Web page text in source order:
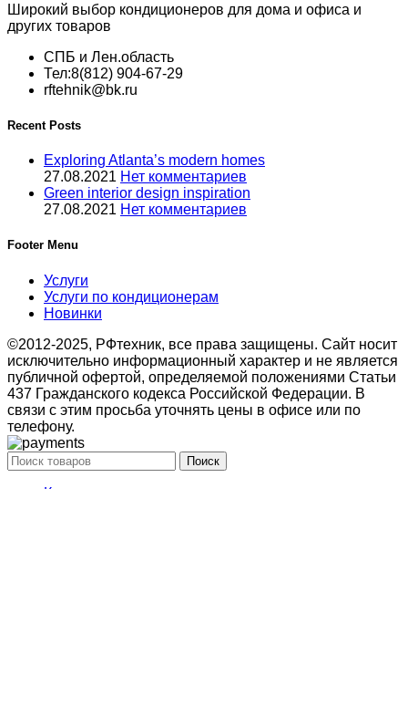
Широкий выбор кондиционеров для дома и офиса и
других товаров
СПБ и Лен.область
Тел:8(812) 904-67-29
rftehnik@bk.ru
Recent Posts
Exploring Atlanta’s modern homes
27.08.2021 Нет комментариев
Green interior design inspiration
27.08.2021 Нет комментариев
Footer Menu
Услуги
Услуги по кондиционерам
Новинки
©2012-2025, РФтехник, все права защищены. Сайт носит
исключительно информационный характер и не является
публичной офертой, определяемой положениями Статьи
437 Гражданского кодекса Российской Федерации. В
связи с этим просьба уточнять цены в офисе или по
телефону.
Поиск
Кондиционирование